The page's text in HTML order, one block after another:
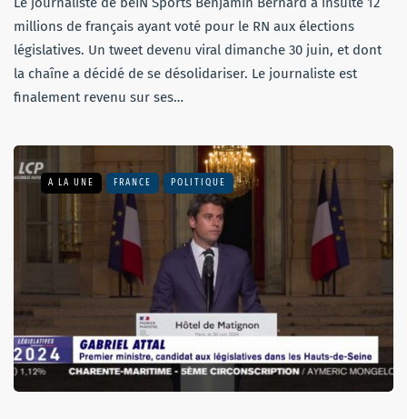
millions de français ayant voté pour le RN aux élections
législatives. Un tweet devenu viral dimanche 30 juin, et dont
la chaîne a décidé de se désolidariser. Le journaliste est
finalement revenu sur ses…
A LA UNE FRANCE POLITIQUE